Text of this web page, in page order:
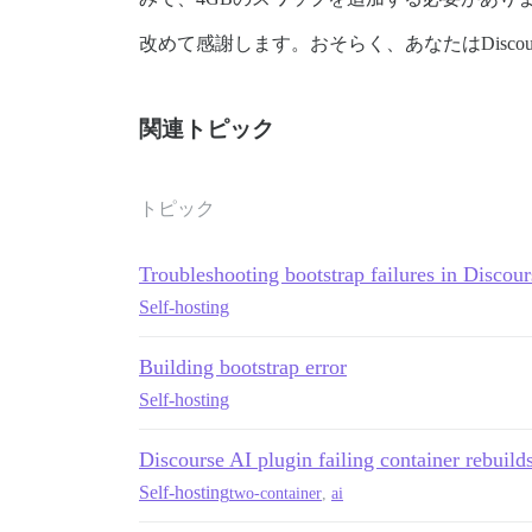
#          - git clone https://github.com/
#          - git clone https://github.com/
#          - git clone https://github.com/
#          - git clone https://github.com/
#          - git clone https://
#          - git clone https://github.com/
#          - git clone https://github.com/
#          - git clone https://github.com/
#          - git clone https://github.com/
#          - git clone https://github.com/
# broken          - git clone https://
# broken          - git clone https://
WARNING:
改めて感謝します。おそらく、あなたは
関連トピック
トピック
Troubleshooting bootstrap failures in
Self-hosting
Building bootstrap error
Self-hosting
Discourse AI plugin failing container
Self-hostingtwo-container ai